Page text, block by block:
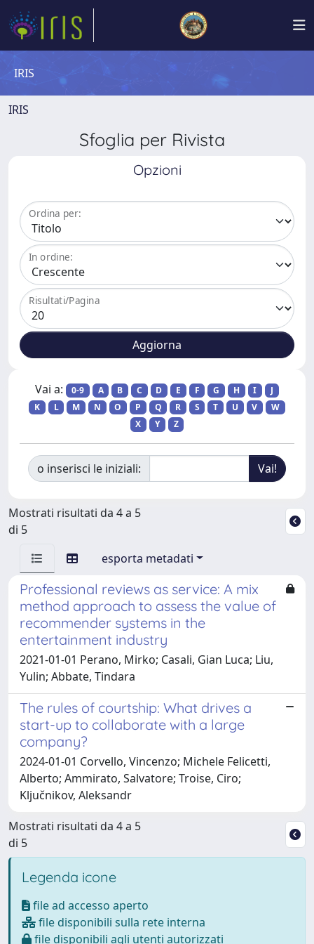
IRIS
IRIS
Sfoglia per Rivista
Opzioni
Ordina per:
In ordine:
Risultati/Pagina
Vai a: 0-9 A B C D E F G H I
J
K
L M N O P Q R S T U V
W
X
Y Z
o inserisci le iniziali:
Mostrati risultati da 4 a 5
di 5
esporta metadati
Professional reviews as service: A mix
method approach to assess the value of
recommender systems in the
entertainment industry
2021-01-01 Perano, Mirko; Casali, Gian Luca; Liu,
Yulin; Abbate, Tindara
The rules of courtship: What drives a
start-up to collaborate with a large
company?
2024-01-01 Corvello, Vincenzo; Michele Felicetti,
Alberto; Ammirato, Salvatore; Troise, Ciro;
Ključnikov, Aleksandr
Mostrati risultati da 4 a 5
di 5
Legenda icone
file ad accesso aperto
file disponibili sulla rete interna
file disponibili agli utenti autorizzati